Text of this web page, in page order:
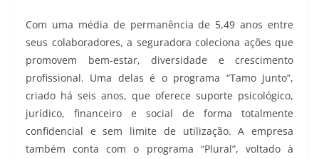
Com uma média de permanência de 5,49 anos entre
seus colaboradores, a seguradora coleciona ações que
promovem bem-estar, diversidade e crescimento
profissional. Uma delas é o programa “Tamo Junto”,
criado há seis anos, que oferece suporte psicológico,
jurídico, financeiro e social de forma totalmente
confidencial e sem limite de utilização. A empresa
também conta com o programa “Plural”, voltado à